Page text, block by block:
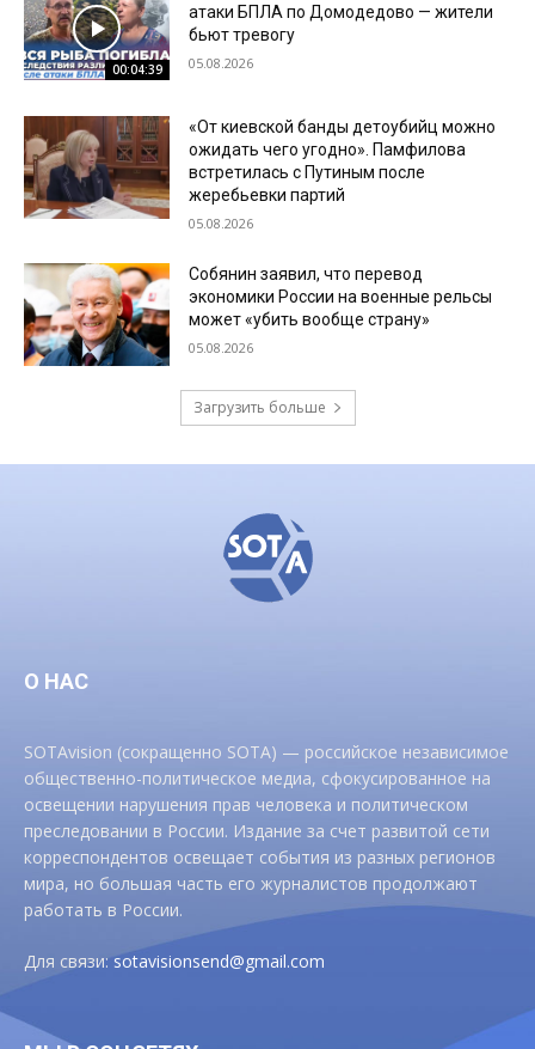
00:04:39
атаки БПЛА по Домодедово — жители
бьют тревогу
05.08.2026
«От киевской банды детоубийц можно
ожидать чего угодно». Памфилова
встретилась с Путиным после
жеребьевки партий
05.08.2026
Собянин заявил, что перевод
экономики России на военные рельсы
может «убить вообще страну»
05.08.2026
Загрузить больше
О НАС
SOTAvision (сокращенно SOTA) — российское независимое
общественно-политическое медиа, сфокусированное на
освещении нарушения прав человека и политическом
преследовании в России. Издание за счет развитой сети
корреспондентов освещает события из разных регионов
мира, но большая часть его журналистов продолжают
работать в России.
Для связи:sotavisionsend@gmail.com